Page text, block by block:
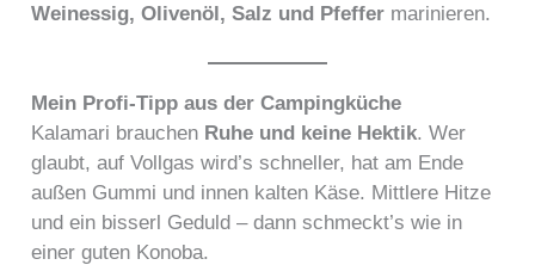
Weinessig, Olivenöl, Salz und Pfeffer marinieren.
Mein Profi-Tipp aus der Campingküche
Kalamari brauchen Ruhe und keine Hektik. Wer
glaubt, auf Vollgas wird’s schneller, hat am Ende
außen Gummi und innen kalten Käse. Mittlere Hitze
und ein bisserl Geduld – dann schmeckt’s wie in
einer guten Konoba.